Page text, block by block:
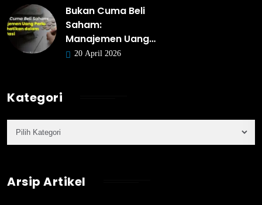
Bukan Cuma Beli
Saham:
Manajemen Uang…
20 April 2026
Kategori
Arsip Artikel